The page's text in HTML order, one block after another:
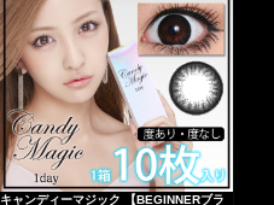
キャンディーマジック 【BEGINNERブラ